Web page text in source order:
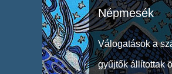
Népmesék
Válogatások a
gyűjtők állítottak